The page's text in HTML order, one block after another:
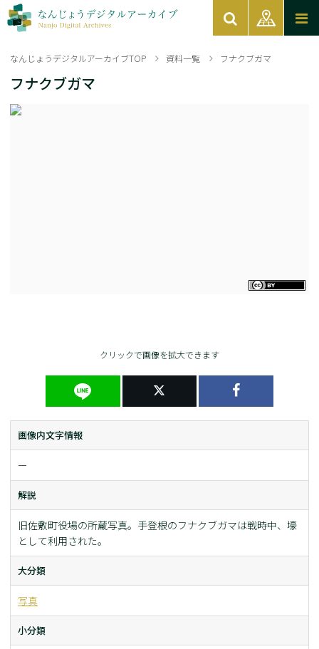
なんじょうデジタルアーカイブTOP 資料一覧 フナクブガマ
フナクブガマ
クリックで画像を拡大できます
画像内文字情報
ー
解説
旧佐敷町役場の所蔵写真。手登根のフナクブガマは戦時中、壕
として利用された。
大分類
写真
小分類